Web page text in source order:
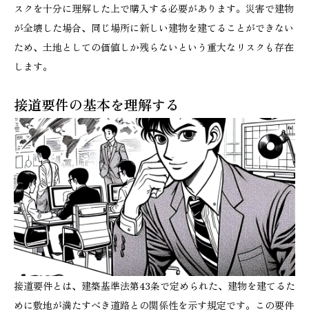
スクを十分に理解した上で購入する必要があります。災害で建物
が全壊した場合、同じ場所に新しい建物を建てることができない
ため、土地としての価値しか残らないという重大なリスクも存在
します。
接道要件の基本を理解する
接道要件とは、建築基準法第43条で定められた、建物を建てるた
めに敷地が満たすべき道路との関係性を示す規定です。この要件